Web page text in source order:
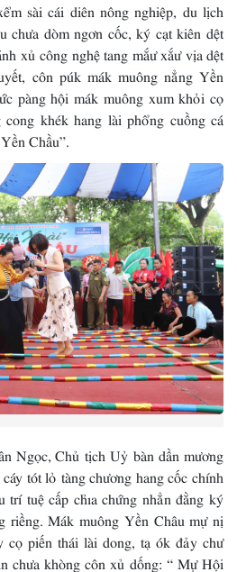
sài cái diên nông nghiệp, du lịch
chưa dòm ngơn cốc, ký cạt kiên dệt
xủ công nghệ tang mắư xắư vịa dệt
côn púk mák muông nẳng Yền
pàng hội mák muông xum khỏi cọ
khék hang lài phổng cuồng cá
Chầu”.
Chủ tịch Uỷ bàn dần mương
tót lỏ tàng chương hang cốc chính
trí tuệ cấp chỉa chứng nhẳn đằng ký
riềng. Mák muông Yền Châu mự nị
cọ piến thái lài dong, tạ ók đảy chư
chưa khòng côn xủ dống: “ Mự Hội